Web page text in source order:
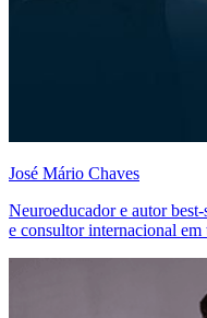
José Mário Chaves
Neuroeducador e autor
e consultor internacional em